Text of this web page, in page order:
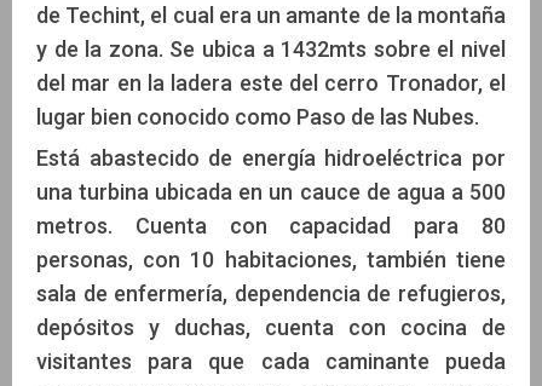
de Techint, el cual era un amante de la montaña
y de la zona. Se ubica a 1432mts sobre el nivel
del mar en la ladera este del cerro Tronador, el
lugar bien conocido como Paso de las Nubes.
Está abastecido de energía hidroeléctrica por
una turbina ubicada en un cauce de agua a 500
metros. Cuenta con capacidad para 80
personas, con 10 habitaciones, también tiene
sala de enfermería, dependencia de refugieros,
depósitos y duchas, cuenta con cocina de
visitantes para que cada caminante pueda